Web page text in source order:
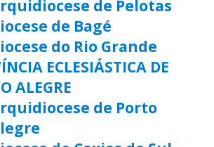
de Pelotas
de Bagé
do Rio Grande
ECLESIÁSTICA DE
ALEGRE
de Porto